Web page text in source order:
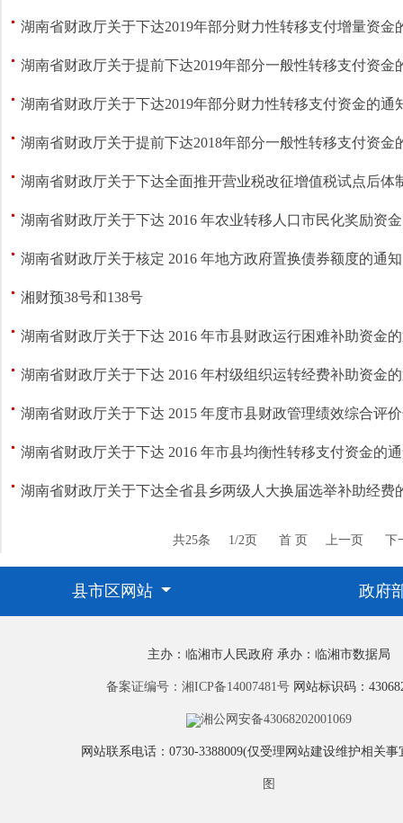
湖南省财政厅关于下达2019年部分财力性转移支付增量资金
湖南省财政厅关于提前下达2019年部分一般性转移支付资金
湖南省财政厅关于下达2019年部分财力性转移支付资金的通
湖南省财政厅关于提前下达2018年部分一般性转移支付资金
湖南省财政厅关于下达全面推开营业税改征增值税试点后体
湖南省财政厅关于下达 2016 年农业转移人口市民化奖励资
湖南省财政厅关于核定 2016 年地方政府置换债券额度的通知
湘财预38号和138号
湖南省财政厅关于下达 2016 年市县财政运行困难补助资金
湖南省财政厅关于下达 2016 年村级组织运转经费补助资金
湖南省财政厅关于下达 2015 年度市县财政管理绩效综合评
湖南省财政厅关于下达 2016 年市县均衡性转移支付资金的
湖南省财政厅关于下达全省县乡两级人大换届选举补助经费
共25条 1/2页 首 页 上一页 下
县市区网站 政府
主办：临湘市人民政府 承办：临湘市数据局
备案证编号：湘ICP备14007481号 网站标识码：
湘公网安备43068202001069
网站联系电话：0730-3388009(仅受理网站建设维护相关事
图